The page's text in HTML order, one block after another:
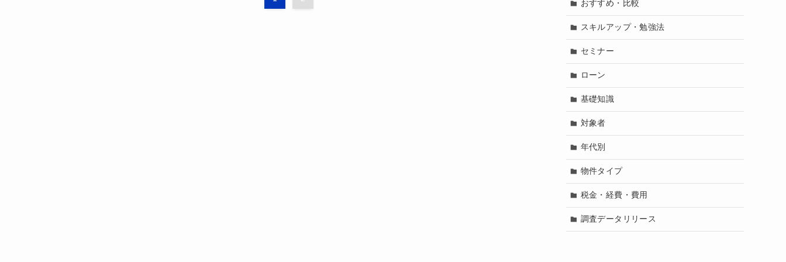
おすすめ・比較
スキルアップ・勉強法
セミナー
ローン
基礎知識
対象者
年代別
物件タイプ
税金・経費・費用
調査データリリース